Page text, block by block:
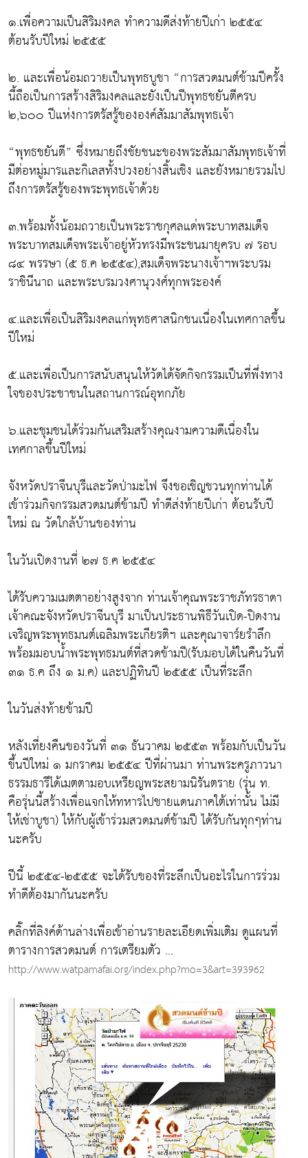
๑.เพื่อความเป็นสิริมงคล ทำความดีส่งท้ายปีเก่า ๒๕๕๔
ต้อนรับปีใหม่ ๒๕๕๕
๒. และเพื่อน้อมถวายเป็นพุทธบูชา “การสวดมนต์ข้ามปีครั้ง
นี้ถือเป็นการสร้างสิริมงคลและยังเป็นปีพุทธชยันตีครบ
๒,๖๐๐ ปีแห่งการตรัสรู้ขององค์สัมมาสัมพุทธเจ้า
“พุทธชยันตี” ซึ่งหมายถึงชัยชนะของพระสัมมาสัมพุทธเจ้าที่
มีต่อหมู่มารและกิเลสทั้งปวงอย่างสิ้นเชิง และยังหมายรวมไป
ถึงการตรัสรู้ของพระพุทธเจ้าด้วย
๓.พร้อมทั้งน้อมถวายเป็นพระราชกุศลแด่พระบาทสมเด็จ
พระบาทสมเด็จพระเจ้าอยู่หัวทรงมีพระชนมายุครบ ๗ รอบ
๘๔ พรรษา (๕ ธ.ค ๒๕๕๔),สมเด็จพระนางเจ้าฯพระบรม
ราชินีนาถ และพระบรมวงศานุวงศ์ทุกพระองค์
๔.และเพื่อเป็นสิริมงคลแก่พุทธศาสนิกชนเนื่องในเทศกาลขึ้น
ปีใหม่
๕.และเพื่อเป็นการสนับสนุนให้วัดได้จัดกิจกรรมเป็นที่พึ่งทาง
ใจของประชาชนในสถานการณ์อุทกภัย
๖.และชุมชนได้ร่วมกันเสริมสร้างคุณงามความดีเนื่องใน
เทศกาลขึ้นปีใหม่
จังหวัดปราจีนบุรีและวัดป่ามะไฟ จึงขอเชิญชวนทุกท่านได้
เข้าร่วมกิจกรรมสวดมนต์ข้ามปี ทำดีส่งท้ายปีเก่า ต้อนรับปี
ใหม่ ณ วัดใกล้บ้านของท่าน
ในวันเปิดงานที่ ๒๗ ธ.ค ๒๕๕๔
ได้รับความเมตตาอย่างสูงจาก ท่านเจ้าคุณพระราชภัทรธาดา
เจ้าคณะจังหวัดปราจีนบุรี มาเป็นประธานพิธีวันเปิด-ปิดงาน
เจริญพระพุทธมนต์เฉลิมพระเกียรติฯ และคุณาจาร์ยรำลึก
พร้อมมอบน้ำพระพุทธมนต์ที่สวดข้ามปี(รับมอบได้ในคืนวันที่
๓๑ ธ.ค ถึง ๑ ม.ค) และปฏิทินปี ๒๕๕๕ เป็นที่ระลึก
ในวันส่งท้ายข้ามปี
หลังเที่ยงคืนของวันที่ ๓๑ ธันวาคม ๒๕๕๓ พร้อมกับเป็นวัน
ขึ้นปีใหม่ ๑ มกราคม ๒๕๕๔ ปีที่ผ่านมา ท่านพระครูภาวนา
ธรรมธารีได้เมตตามอบเหรียญพระสยามนิรันตราย (รุ่น ท.
คือรุ่นนี้สร้างเพื่อแจกให้ทหารไปชายแดนภาคใต้เท่านั้น ไม่มี
ให้เช่าบูชา) ให้กับผู้เข้าร่วมสวดมนต์ข้ามปี ได้รับกันทุกๆท่าน
นะครับ
ปีนี้ ๒๕๕๔-๒๕๕๕ จะได้รับของที่ระลึกเป็นอะไรในการร่วม
ทำดีต้องมากันนะครับ
คลิ๊กที่ลิงค์ด้านล่างเพื่อเข้าอ่านรายละเอียดเพิ่มเติม ดูแผนที่
ตารางการสวดมนต์ การเตรียมตัว ...
http://www.watpamafai.org/index.php?mo=3&art=393962